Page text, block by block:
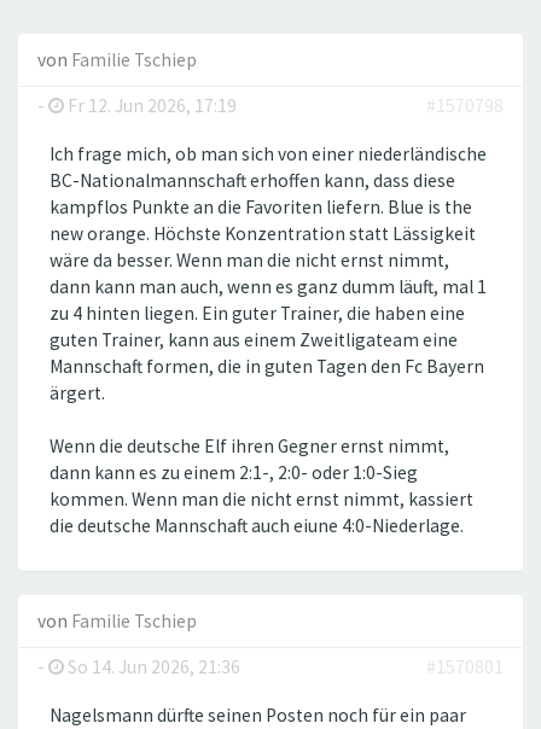
von Familie Tschiep
-
Fr 12. Jun 2026, 17:19 #1570798
Ich frage mich, ob man sich von einer niederländische
BC-Nationalmannschaft erhoffen kann, dass diese
kampflos Punkte an die Favoriten liefern. Blue is the
new orange. Höchste Konzentration statt Lässigkeit
wäre da besser. Wenn man die nicht ernst nimmt,
dann kann man auch, wenn es ganz dumm läuft, mal 1
zu 4 hinten liegen. Ein guter Trainer, die haben eine
guten Trainer, kann aus einem Zweitligateam eine
Mannschaft formen, die in guten Tagen den Fc Bayern
ärgert.
Wenn die deutsche Elf ihren Gegner ernst nimmt,
dann kann es zu einem 2:1-, 2:0- oder 1:0-Sieg
kommen. Wenn man die nicht ernst nimmt, kassiert
die deutsche Mannschaft auch eiune 4:0-Niederlage.
von Familie Tschiep
-
So 14. Jun 2026, 21:36 #1570801
Nagelsmann dürfte seinen Posten noch für ein paar